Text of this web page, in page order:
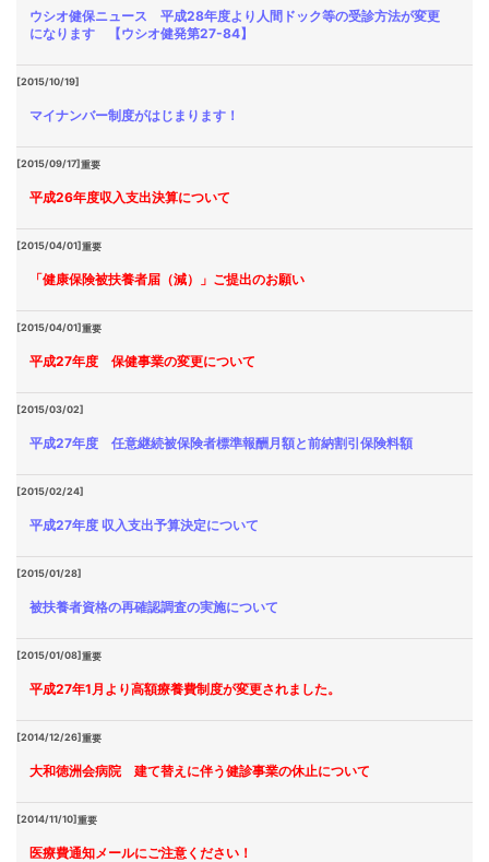
ウシオ健保ニュース 平成28年度より人間ドック等の受診方法が変更
になります 【ウシオ健発第27-84】
[2015/10/19]
マイナンバー制度がはじまります！
[2015/09/17]重要
平成26年度収入支出決算について
[2015/04/01]重要
「健康保険被扶養者届（減）」ご提出のお願い
[2015/04/01]重要
平成27年度 保健事業の変更について
[2015/03/02]
平成27年度 任意継続被保険者標準報酬月額と前納割引保険料額
[2015/02/24]
平成27年度 収入支出予算決定について
[2015/01/28]
被扶養者資格の再確認調査の実施について
[2015/01/08]重要
平成27年1月より高額療養費制度が変更されました。
[2014/12/26]重要
大和徳洲会病院 建て替えに伴う健診事業の休止について
[2014/11/10]重要
医療費通知メールにご注意ください！